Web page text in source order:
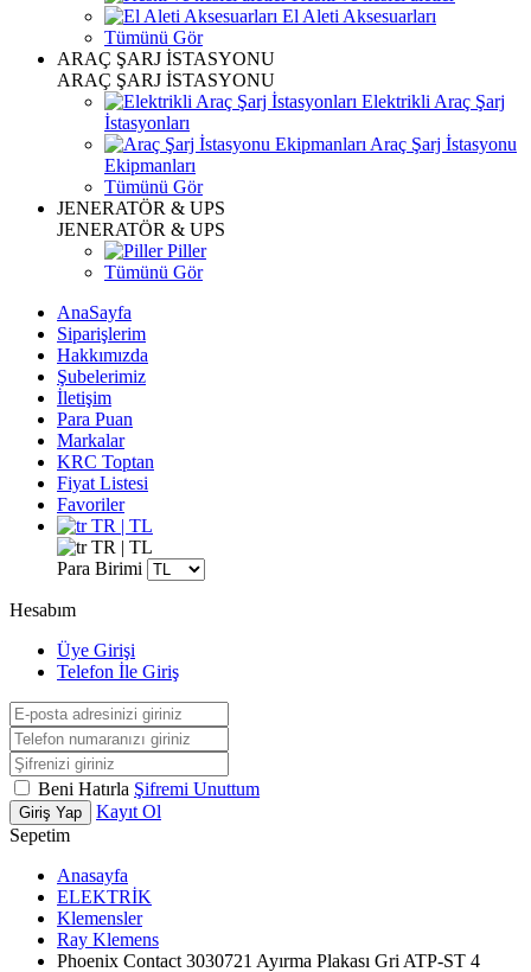
El Aleti Aksesuarları
Tümünü Gör
ARAÇ ŞARJ İSTASYONU
ARAÇ ŞARJ İSTASYONU
Elektrikli Araç Şarj
İstasyonları
Araç Şarj İstasyonu
Ekipmanları
Tümünü Gör
JENERATÖR & UPS
JENERATÖR & UPS
Piller
Tümünü Gör
AnaSayfa
Siparişlerim
Hakkımızda
Şubelerimiz
İletişim
Para Puan
Markalar
KRC Toptan
Fiyat Listesi
Favoriler
TR | TL
TR | TL
Para Birimi
Hesabım
Üye Girişi
Telefon İle Giriş
Beni Hatırla Şifremi Unuttum
Giriş Yap
Kayıt Ol
Sepetim
Anasayfa
ELEKTRİK
Klemensler
Ray Klemens
Phoenix Contact 3030721 Ayırma Plakası Gri ATP-ST 4